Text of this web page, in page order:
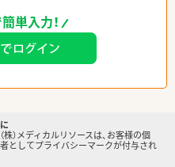
単入力！
）メディカルリソースは、お客様の個
としてプライバシーマークが付与され